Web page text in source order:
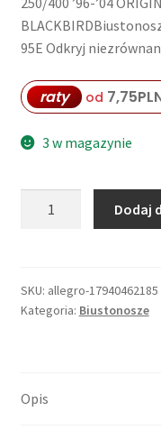
95E Odkryj
raty od 7,75
3 w magazynie
(OKLEIN)
HONDA
'04
Dodaj
SKU: allegro-17940462185
Kategoria: Biustonosze
Opis